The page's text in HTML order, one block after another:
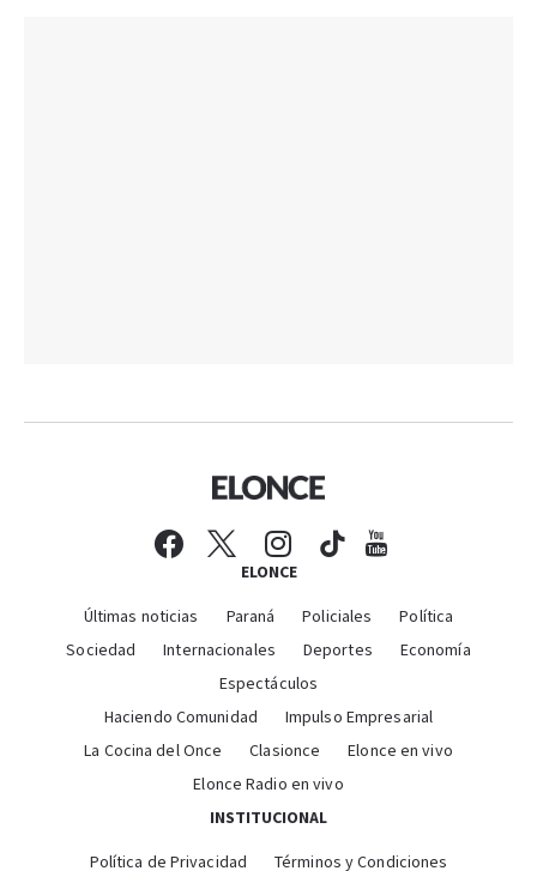
ELONCE
Últimas noticias Paraná Policiales
Política
Sociedad
Internacionales Deportes
Economía
Espectáculos
Haciendo Comunidad
Impulso Empresarial
La Cocina del Once
Clasionce
Elonce en vivo
Elonce Radio en vivo
INSTITUCIONAL
Política de Privacidad Términos y Condiciones